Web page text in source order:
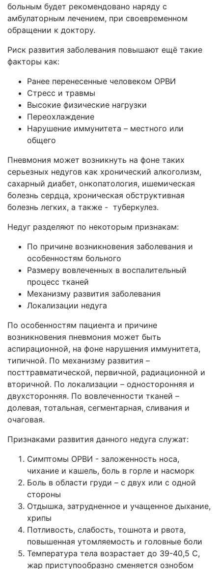
больным будет рекомендовано наряду с
амбулаторным лечением, при своевременном
обращении к доктору.
Риск развития заболевания повышают ещё такие
факторы как:
Ранее перенесенные человеком ОРВИ
Стресс и травмы
Высокие физические нагрузки
Переохлаждение
Нарушение иммунитета – местного или
общего
Пневмония может возникнуть на фоне таких
серьезных недугов как хронический алкоголизм,
сахарный диабет, онкопатология, ишемическая
болезнь сердца, хроническая обструктивная
болезнь легких, а также - туберкулез.
Недуг разделяют по некоторым признакам:
По причине возникновения заболевания и
особенностям больного
Размеру вовлеченных в воспалительный
процесс тканей
Механизму развития заболевания
Локализации недуга
По особенностям пациента и причине
возникновения пневмония может быть
аспирационной, на фоне нарушения иммунитета,
типичной. По механизму развития –
посттравматической, первичной, радиационной и
вторичной. По локализации – односторонняя и
двухсторонняя. По вовлеченности тканей –
долевая, тотальная, сегментарная, сливания и
очаговая.
Признаками развития данного недуга служат:
Симптомы ОРВИ - заложенность носа,
чихание и кашель, боль в горле и насморк
Боль в области груди – с двух или с одной
стороны
Отдышка, затрудненное и учащенное дыхание,
хрипы
Потливость, слабость, тошнота и рвота,
повышенная утомляемость и головные боли
Температура тела возрастает до 39-40,5 С,
жар приступообразно сменяется ознобом